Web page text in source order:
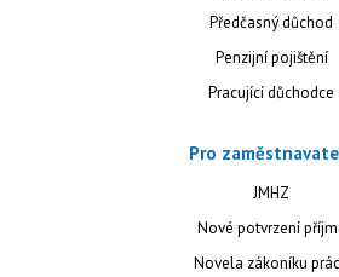
Předčasný důchod
Penzijní pojištění
Pracující důchodce
Pro
JMHZ
Nové potvrzení
Novela zákoníku